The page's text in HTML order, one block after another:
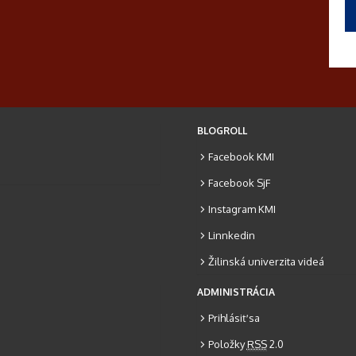
BLOGROLL
Facebook KMI
Facebook SjF
Instagram KMI
Linnkedin
Žilinská univerzita videá
ADMINISTRÁCIA
Prihlásiť sa
PoložkyRSS2.0